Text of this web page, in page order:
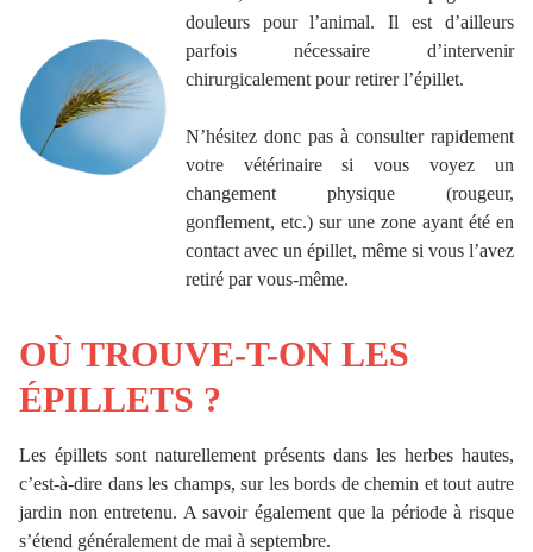
douleurs pour l’animal. Il est d’ailleurs
parfois nécessaire d’intervenir
chirurgicalement pour retirer l’épillet.
N’hésitez donc pas à consulter rapidement
votre vétérinaire si vous voyez un
changement physique (rougeur,
gonflement, etc.) sur une zone ayant été en
contact avec un épillet, même si vous l’avez
retiré par vous-même.
OÙ TROUVE-T-ON LES
ÉPILLETS ?
Les épillets sont naturellement présents dans les herbes hautes,
c’est-à-dire dans les champs, sur les bords de chemin et tout autre
jardin non entretenu. A savoir également que la période à risque
s’étend généralement de mai à septembre.